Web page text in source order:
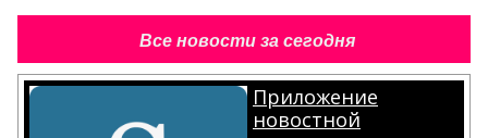
Все новости за сегодня
Приложение
новостной